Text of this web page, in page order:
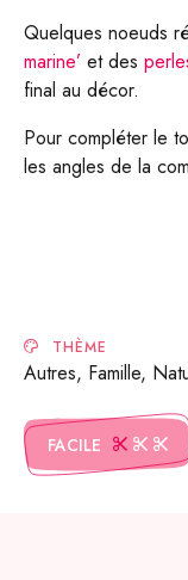
Quelques noeuds
marine’ et des
final au décor.
Pour compléter le
les angles de la
THÈME
Autres, Famille,
FACILE